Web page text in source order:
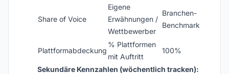
Share of Voice
Eigene
Erwähnungen /
Wettbewerber
Branchen-
Benchmark
Plattformabdeckung
% Plattformen
mit Auftritt
100%
Sekundäre Kennzahlen (wöchentlich tracken):